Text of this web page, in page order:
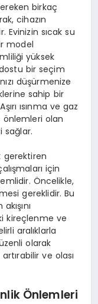
birkaç
cihazın
Evinizin sıcak su
model
yüksek
bir seçim
düşürmenize
sahip bir
ısınma ve gaz
önlemleri olan
sağlar.
gerektiren
için
Öncelikle,
gereklidir. Bu
kireçlenme ve
aralıklarla
olarak
ve olası
Önlemleri